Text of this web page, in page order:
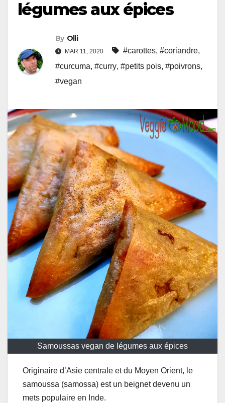
légumes aux épices
By Olli
MAR 11, 2020 #carottes, #coriandre,
#curcuma, #curry, #petits pois, #poivrons,
#vegan
Samoussas vegan de légumes aux épices
Originaire d’Asie centrale et du Moyen Orient, le
samoussa (samossa) est un beignet devenu un
mets populaire en Inde.